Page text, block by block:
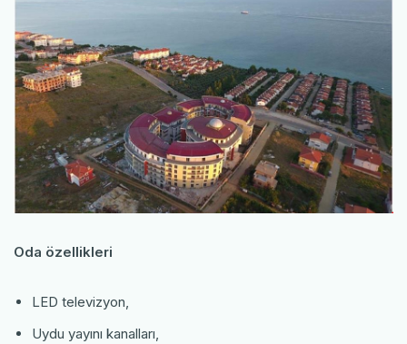
Oda özellikleri
LED televizyon,
Uydu yayını kanalları,